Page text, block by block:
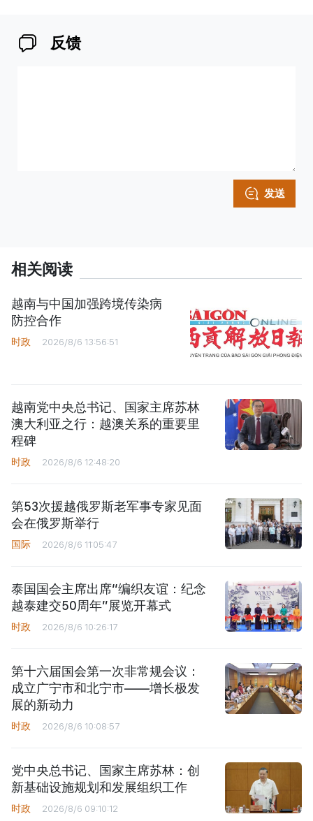
反馈
发送
相关阅读
越南与中国加强跨境传染病
防控合作
时政 2026/8/6 13:56:51
越南党中央总书记、国家主席苏林
澳大利亚之行：越澳关系的重要里
程碑
时政 2026/8/6 12:48:20
第53次援越俄罗斯老军事专家见面
会在俄罗斯举行
国际 2026/8/6 11:05:47
泰国国会主席出席“编织友谊：纪念
越泰建交50周年”展览开幕式
时政 2026/8/6 10:26:17
第十六届国会第一次非常规会议：
成立广宁市和北宁市——增长极发
展的新动力
时政 2026/8/6 10:08:57
党中央总书记、国家主席苏林：创
新基础设施规划和发展组织工作
时政 2026/8/6 09:10:12